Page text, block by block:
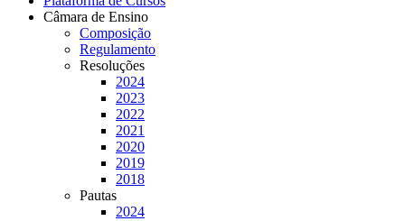
Câmara de Ensino
Composição
Regulamento
Resoluções
2024
2023
2022
2021
2020
2019
2018
Pautas
2024